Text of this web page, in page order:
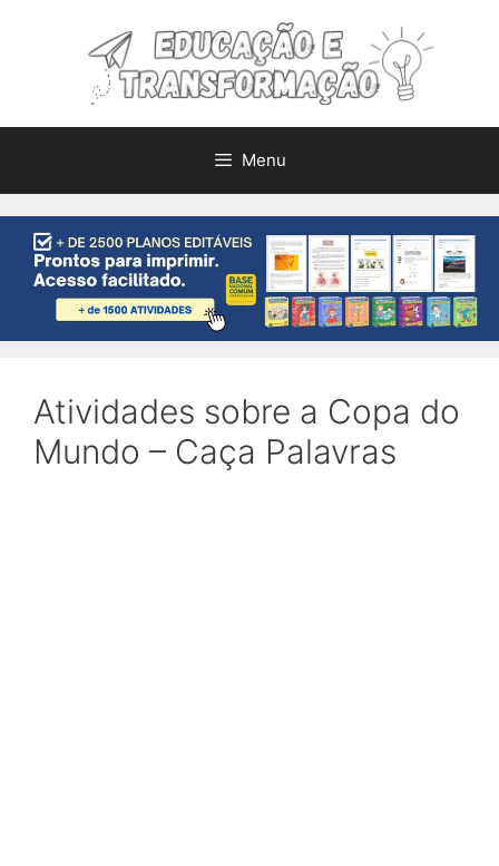
Menu
Atividades sobre a Copa do
Mundo – Caça Palavras